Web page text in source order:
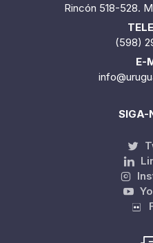
Rincón 518-528.
(598)
E-
SIGA-